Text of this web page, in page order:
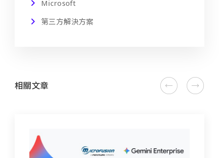
Microsoft
第三方解決方案
相關文章